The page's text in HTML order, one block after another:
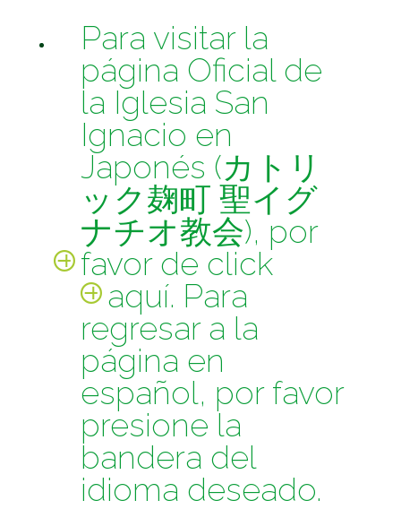
Para visitar la
página Oficial de
la Iglesia San
Ignacio en
Japonés (カトリ
ック麹町 聖イグ
ナチオ教会), por
favor de click
aquí. Para
regresar a la
página en
español, por favor
presione la
bandera del
idioma deseado.